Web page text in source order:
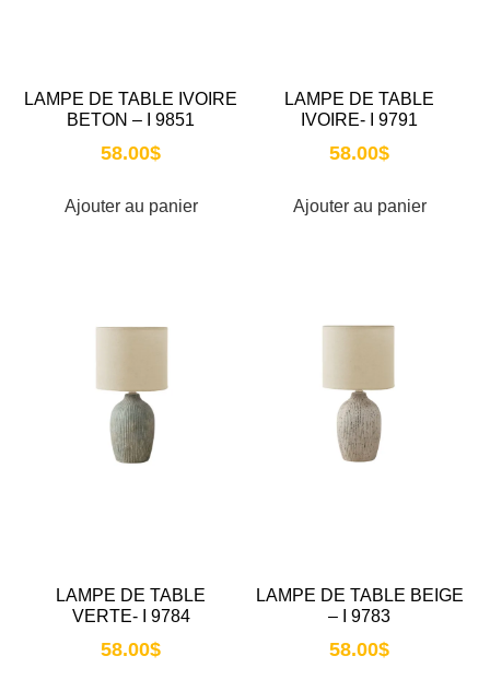
LAMPE DE TABLE IVOIRE
BETON – I 9851
58.00$
Ajouter au panier
LAMPE DE TABLE
IVOIRE- I 9791
58.00$
Ajouter au panier
LAMPE DE TABLE
VERTE- I 9784
58.00$
LAMPE DE TABLE BEIGE
– I 9783
58.00$